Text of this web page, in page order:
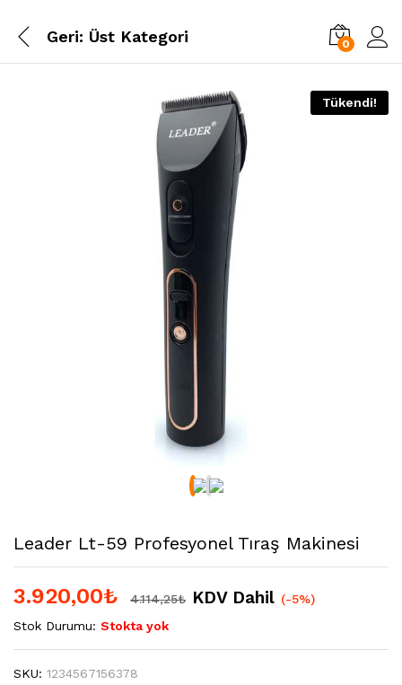
Geri: Üst Kategori 0
Tükendi!
Leader Lt-59 Profesyonel Tıraş Makinesi
3.920,00₺ 4.114,25₺ KDV Dahil (-5%)
Stok Durumu: Stokta yok
SKU: 1234567156378